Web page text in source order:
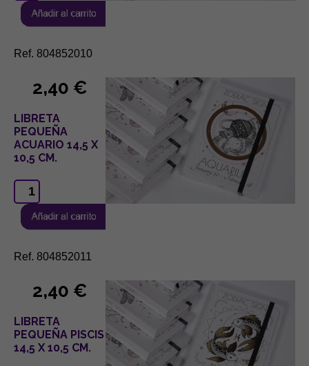
Ref. 804852010
2,40 €
LIBRETA
PEQUEÑA
ACUARIO 14,5 X
10,5 CM.
Ref. 804852011
2,40 €
LIBRETA
PEQUEÑA PISCIS
14,5 X 10,5 CM.